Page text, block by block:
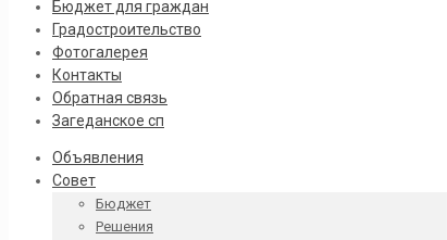
Бюджет для граждан
Градостроительство
Фотогалерея
Контакты
Обратная связь
Загеданское сп
Объявления
Совет
Бюджет
Решения